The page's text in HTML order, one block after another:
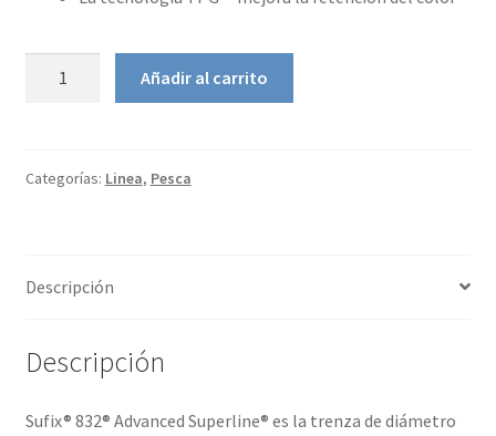
cantidad
Añadir al carrito
Categorías: Linea, Pesca
Descripción
Descripción
Sufix® 832® Advanced Superline® es la trenza de diámetro